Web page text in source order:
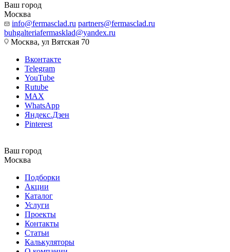
Ваш город
Москва
info@fermasclad.ru partners@fermasclad.ru
buhgalteriafermasklad@yandex.ru
Москва, ул Вятская 70
Вконтакте
Telegram
YouTube
Rutube
MAX
WhatsApp
Яндекс.Дзен
Pinterest
Ваш город
Москва
Подборки
Акции
Каталог
Услуги
Проекты
Контакты
Статьи
Калькуляторы